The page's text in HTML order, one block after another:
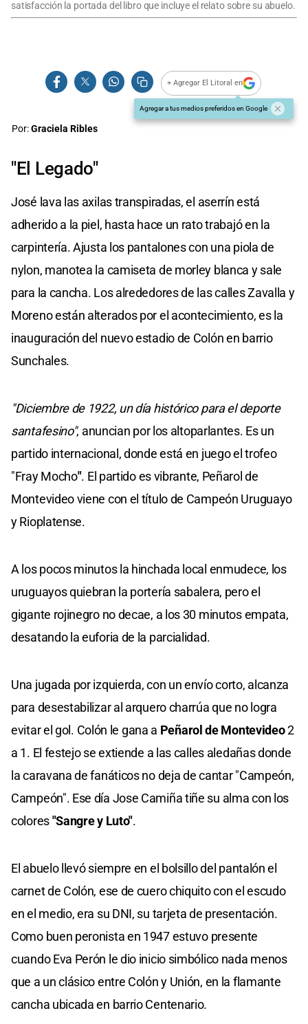
satisfacción la portada del libro que incluye el relato sobre su abuelo.
+ Agregar El Litoral en
Agregar a tus medios preferidos en Google
Por:Graciela Ribles
"El Legado"
José lava las axilas transpiradas, el aserrín está
adherido a la piel, hasta hace un rato trabajó en la
carpintería. Ajusta los pantalones con una piola de
nylon, manotea la camiseta de morley blanca y sale
para la cancha. Los alrededores de las calles Zavalla y
Moreno están alterados por el acontecimiento, es la
inauguración del nuevo estadio de Colón en barrio
Sunchales.
"Diciembre de 1922, un día histórico para el deporte
santafesino", anuncian por los altoparlantes. Es un
partido internacional, donde está en juego el trofeo
"Fray Mocho". El partido es vibrante, Peñarol de
Montevideo viene con el título de Campeón Uruguayo
y Rioplatense.
A los pocos minutos la hinchada local enmudece, los
uruguayos quiebran la portería sabalera, pero el
gigante rojinegro no decae, a los 30 minutos empata,
desatando la euforia de la parcialidad.
Una jugada por izquierda, con un envío corto, alcanza
para desestabilizar al arquero charrúa que no logra
evitar el gol. Colón le gana a Peñarol de Montevideo2
a 1. El festejo se extiende a las calles aledañas donde
la caravana de fanáticos no deja de cantar "Campeón,
Campeón". Ese día Jose Camiña tiñe su alma con los
colores"Sangre y Luto".
El abuelo llevó siempre en el bolsillo del pantalón el
carnet de Colón, ese de cuero chiquito con el escudo
en el medio, era su DNI, su tarjeta de presentación.
Como buen peronista en 1947 estuvo presente
cuando Eva Perón le dio inicio simbólico nada menos
que a un clásico entre Colón y Unión, en la flamante
cancha ubicada en barrio Centenario.